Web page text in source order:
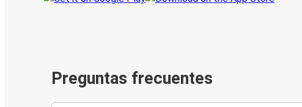
Preguntas frecuentes